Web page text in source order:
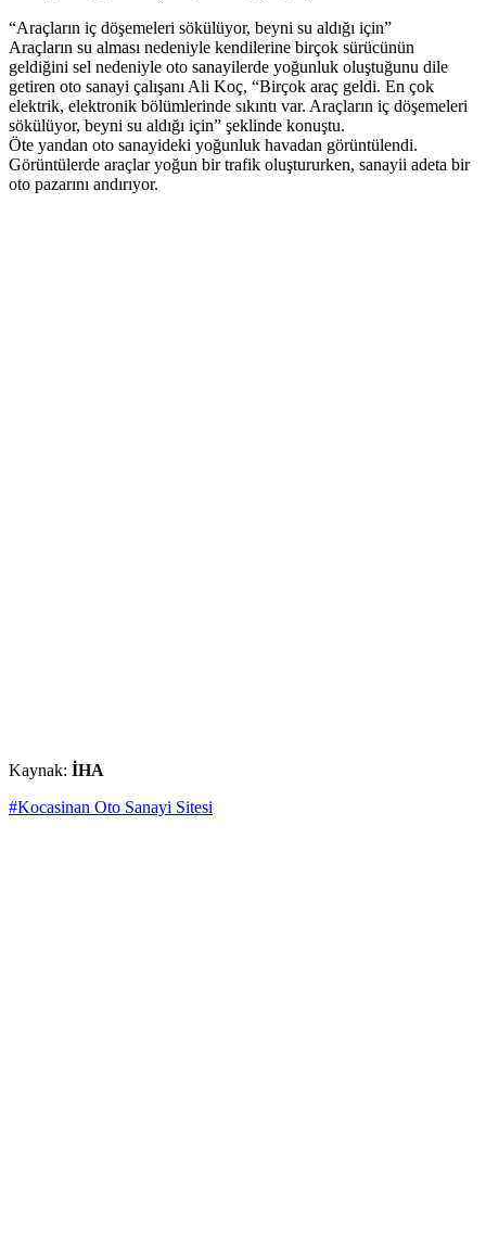
“Araçların iç döşemeleri sökülüyor, beyni su aldığı için”
Araçların su alması nedeniyle kendilerine birçok sürücünün
geldiğini sel nedeniyle oto sanayilerde yoğunluk oluştuğunu dile
getiren oto sanayi çalışanı Ali Koç, “Birçok araç geldi. En çok
elektrik, elektronik bölümlerinde sıkıntı var. Araçların iç döşemeleri
sökülüyor, beyni su aldığı için” şeklinde konuştu.
Öte yandan oto sanayideki yoğunluk havadan görüntülendi.
Görüntülerde araçlar yoğun bir trafik oluştururken, sanayii adeta bir
oto pazarını andırıyor.
Kaynak: İHA
#Kocasinan Oto Sanayi Sitesi